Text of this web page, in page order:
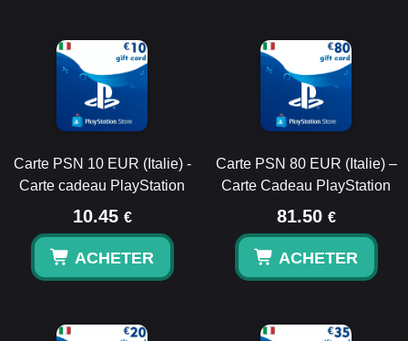
Carte PSN 10 EUR (Italie) -
Carte cadeau PlayStation
10.45 €
ACHETER
Carte PSN 80 EUR (Italie) –
Carte Cadeau PlayStation
81.50 €
ACHETER